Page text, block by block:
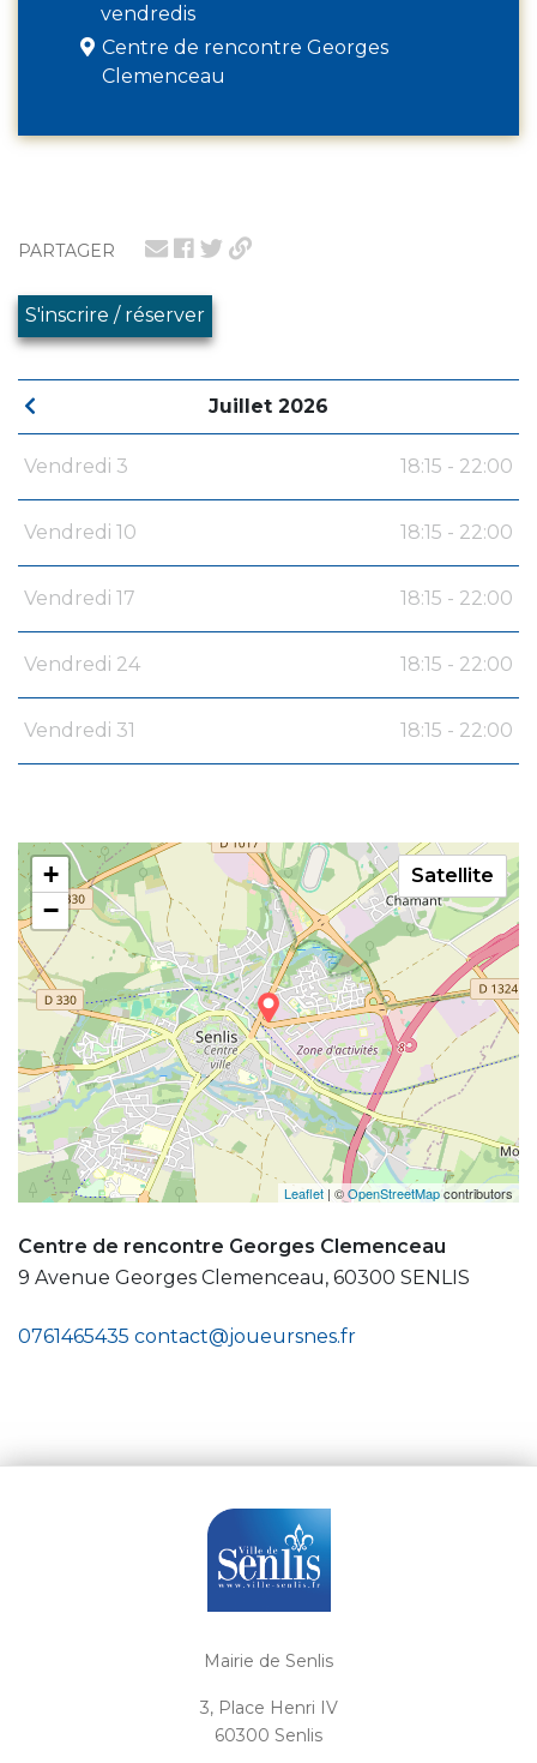
PARTAGER
S'inscrire / réserver
Juillet 2026
Vendredi 3 18:15 - 22:00
Vendredi 10 18:15 - 22:00
Vendredi 17 18:15 - 22:00
Vendredi 24 18:15 - 22:00
Vendredi 31 18:15 - 22:00
+
−
Leaflet | ©OpenStreetMapcontributors
Satellite
Centre de rencontre Georges Clemenceau
9 Avenue Georges Clemenceau, 60300 SENLIS
0761465435 contact@joueursnes.fr
vendredis
Centre de rencontre Georges
Clemenceau
Mairie de Senlis
3, Place Henri IV
60300 Senlis